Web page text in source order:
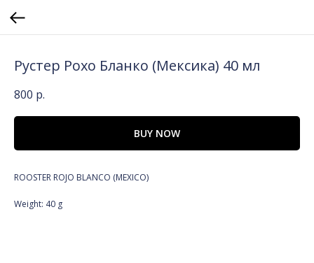
Рустер Рохо Бланко (Мексика) 40 мл
800 р.
BUY NOW
ROOSTER ROJO BLANCO (MEXICO)
Weight: 40 g